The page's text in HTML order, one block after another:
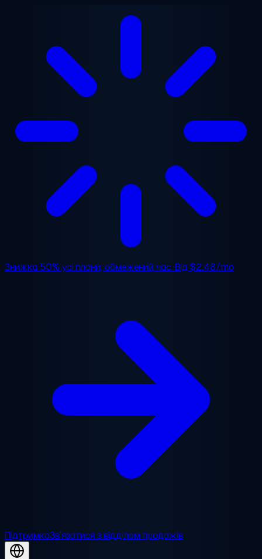
Знижка 50% усі плани, обмежений час. Від$2.48/mo
ПідтримкаЗв'язатися з відділом продажів